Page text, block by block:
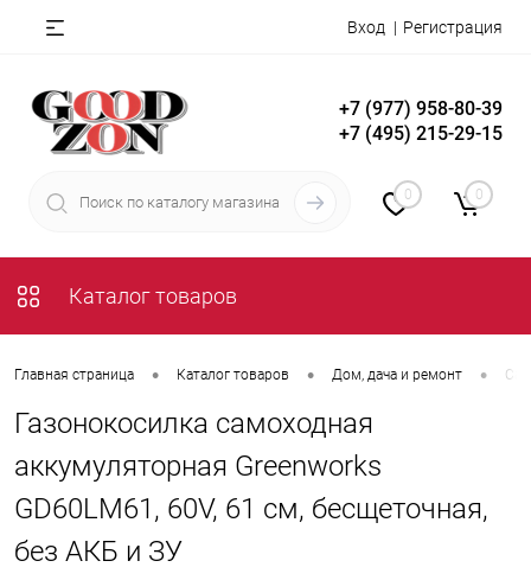
Вход Регистрация
+7 (977) 958-80-39
+7 (495) 215-29-15
0 0
Каталог товаров
Главная страница • Каталог товаров • Дом, дача и ремонт •
Газонокосилка самоходная
аккумуляторная Greenworks
GD60LM61, 60V, 61 см, бесщеточная,
без АКБ и ЗУ